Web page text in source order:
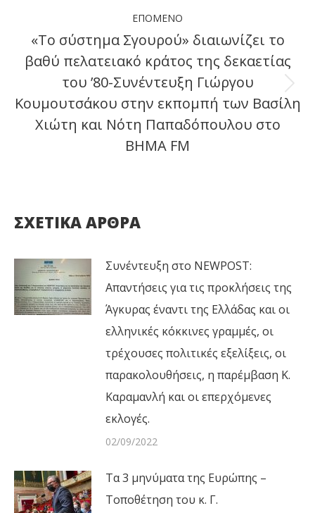
ΕΠΌΜΕΝΟ
Next
«Το σύστημα Σγουρού» διαιωνίζει το
βαθύ πελατειακό κράτος της δεκαετίας
του ’80-Συνέντευξη Γιώργου
Κουμουτσάκου στην εκπομπή των Βασίλη
Χιώτη και Νότη Παπαδόπουλου στο
ΒΗΜΑ FM
ΣΧΕΤΙΚΑ ΑΡΘΡΑ
Συνέντευξη στο NEWPOST:
Απαντήσεις για τις προκλήσεις της
Άγκυρας έναντι της Ελλάδας και οι
ελληνικές κόκκινες γραμμές, οι
τρέχουσες πολιτικές εξελίξεις, οι
παρακολουθήσεις, η παρέμβαση Κ.
Καραμανλή και οι επερχόμενες
εκλογές.
02/09/2022
Τα 3 μηνύματα της Ευρώπης –
Τοποθέτηση του κ. Γ.